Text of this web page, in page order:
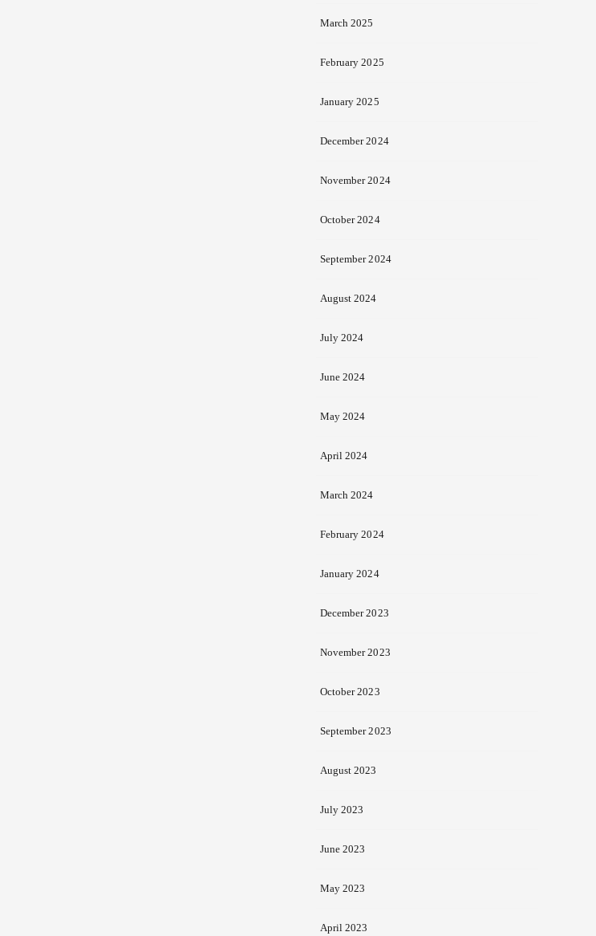
March 2025
February 2025
January 2025
December 2024
November 2024
October 2024
September 2024
August 2024
July 2024
June 2024
May 2024
April 2024
March 2024
February 2024
January 2024
December 2023
November 2023
October 2023
September 2023
August 2023
July 2023
June 2023
May 2023
April 2023